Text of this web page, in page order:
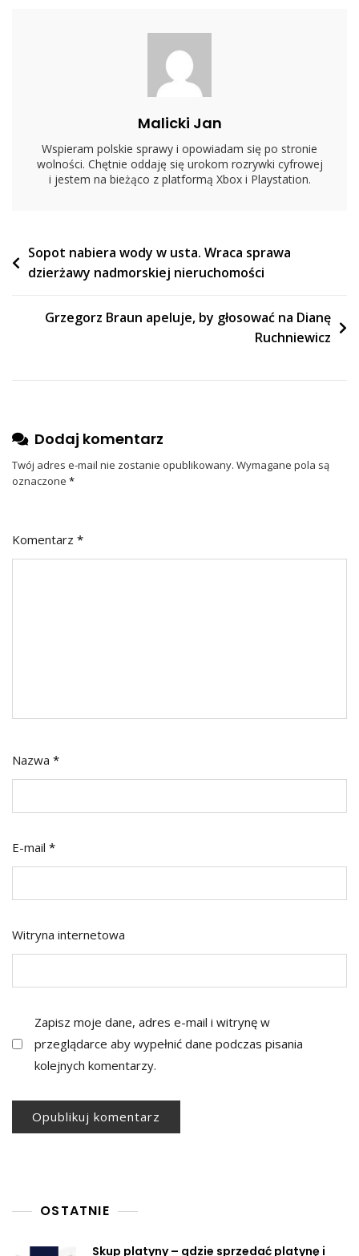
Psów
Malicki Jan
Wspieram polskie sprawy i opowiadam się po stronie
wolności. Chętnie oddaję się urokom rozrywki cyfrowej
i jestem na bieżąco z platformą Xbox i Playstation.
Nawigacja
wpisu
Sopot nabiera wody w usta. Wraca sprawa
dzierżawy nadmorskiej nieruchomości
Grzegorz Braun apeluje, by głosować na Dianę
Ruchniewicz
Dodaj komentarz
Twój adres e-mail nie zostanie opublikowany. Wymagane pola są
oznaczone *
Komentarz *
Nazwa *
E-mail *
Witryna internetowa
Zapisz moje dane, adres e-mail i witrynę w
przeglądarce aby wypełnić dane podczas pisania
kolejnych komentarzy.
OSTATNIE
Skup platyny – gdzie sprzedać platynę i